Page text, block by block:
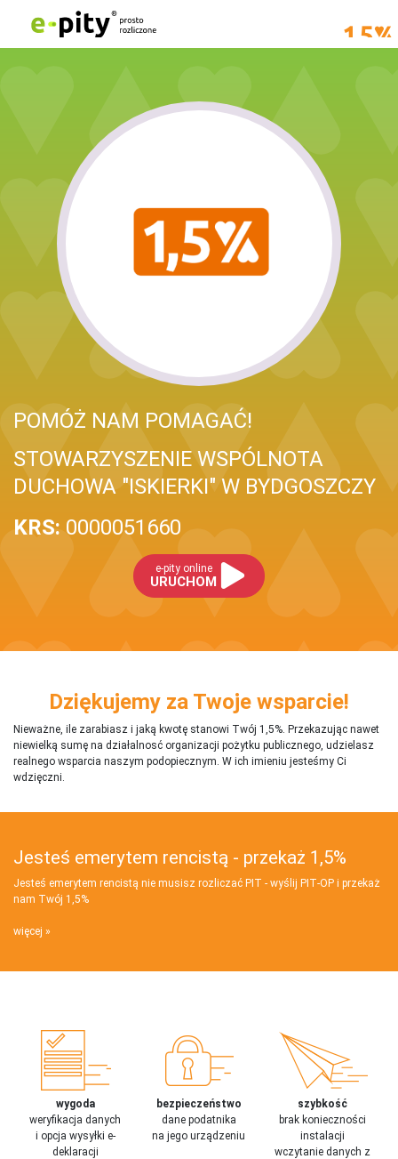
POMÓŻ NAM POMAGAĆ!
STOWARZYSZENIE WSPÓLNOTA
DUCHOWA "ISKIERKI" W BYDGOSZCZY
KRS: 0000051660
e-pity online
URUCHOM
Dziękujemy za Twoje wsparcie!
Nieważne, ile zarabiasz i jaką kwotę stanowi Twój 1,5%. Przekazując nawet
niewielką sumę na działalnosć organizacji pożytku publicznego, udzielasz
realnego wsparcia naszym podopiecznym. W ich imieniu jesteśmy Ci
wdzięczni.
Jesteś emerytem rencistą - przekaż 1,5%
Jesteś emerytem rencistą nie musisz rozliczać PIT - wyślij PIT‑OP i przekaż
nam Twój 1,5%
więcej
wygoda
weryfikacja danych
i opcja wysyłki e-
deklaracji
bezpieczeństwo
dane podatnika
na jego urządzeniu
szybkość
brak konieczności
instalacji
wczytanie danych z